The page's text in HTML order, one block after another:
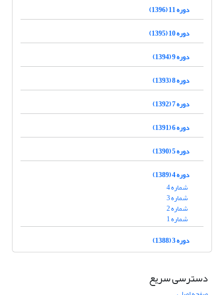
دوره 11 (1396)
دوره 10 (1395)
دوره 9 (1394)
دوره 8 (1393)
دوره 7 (1392)
دوره 6 (1391)
دوره 5 (1390)
دوره 4 (1389)
شماره 4
شماره 3
شماره 2
شماره 1
دوره 3 (1388)
دسترسی سریع